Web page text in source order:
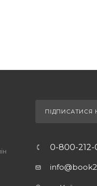
ПІДПИСАТИСЯ
0-800-212-